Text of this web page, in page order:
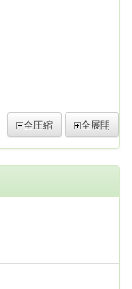
全圧縮 全展開